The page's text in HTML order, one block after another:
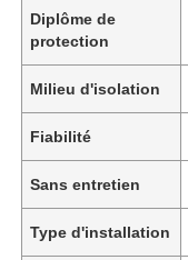
Diplôme de
protection
Milieu d'isolation
Fiabilité
Sans entretien
Type d'installation